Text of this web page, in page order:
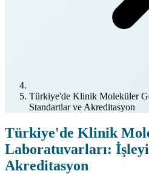
Türkiye'de Klinik Moleküler
Standartlar ve Akreditasyon
Türkiye'de Klinik
Laboratuvarları:
Akreditasyon